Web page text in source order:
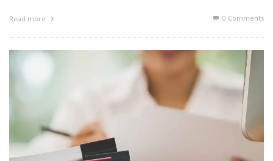
Read more 0 Comments